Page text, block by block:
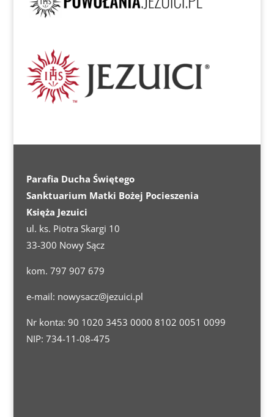
Parafia Ducha Świętego
Sanktuarium Matki Bożej Pocieszenia
Księża Jezuici
ul. ks. Piotra Skargi 10
33-300 Nowy Sącz
kom. 797 907 679
e-mail: nowysacz@jezuici.pl
Nr konta: 90 1020 3453 0000 8102 0051 0099
NIP: 734-11-08-475